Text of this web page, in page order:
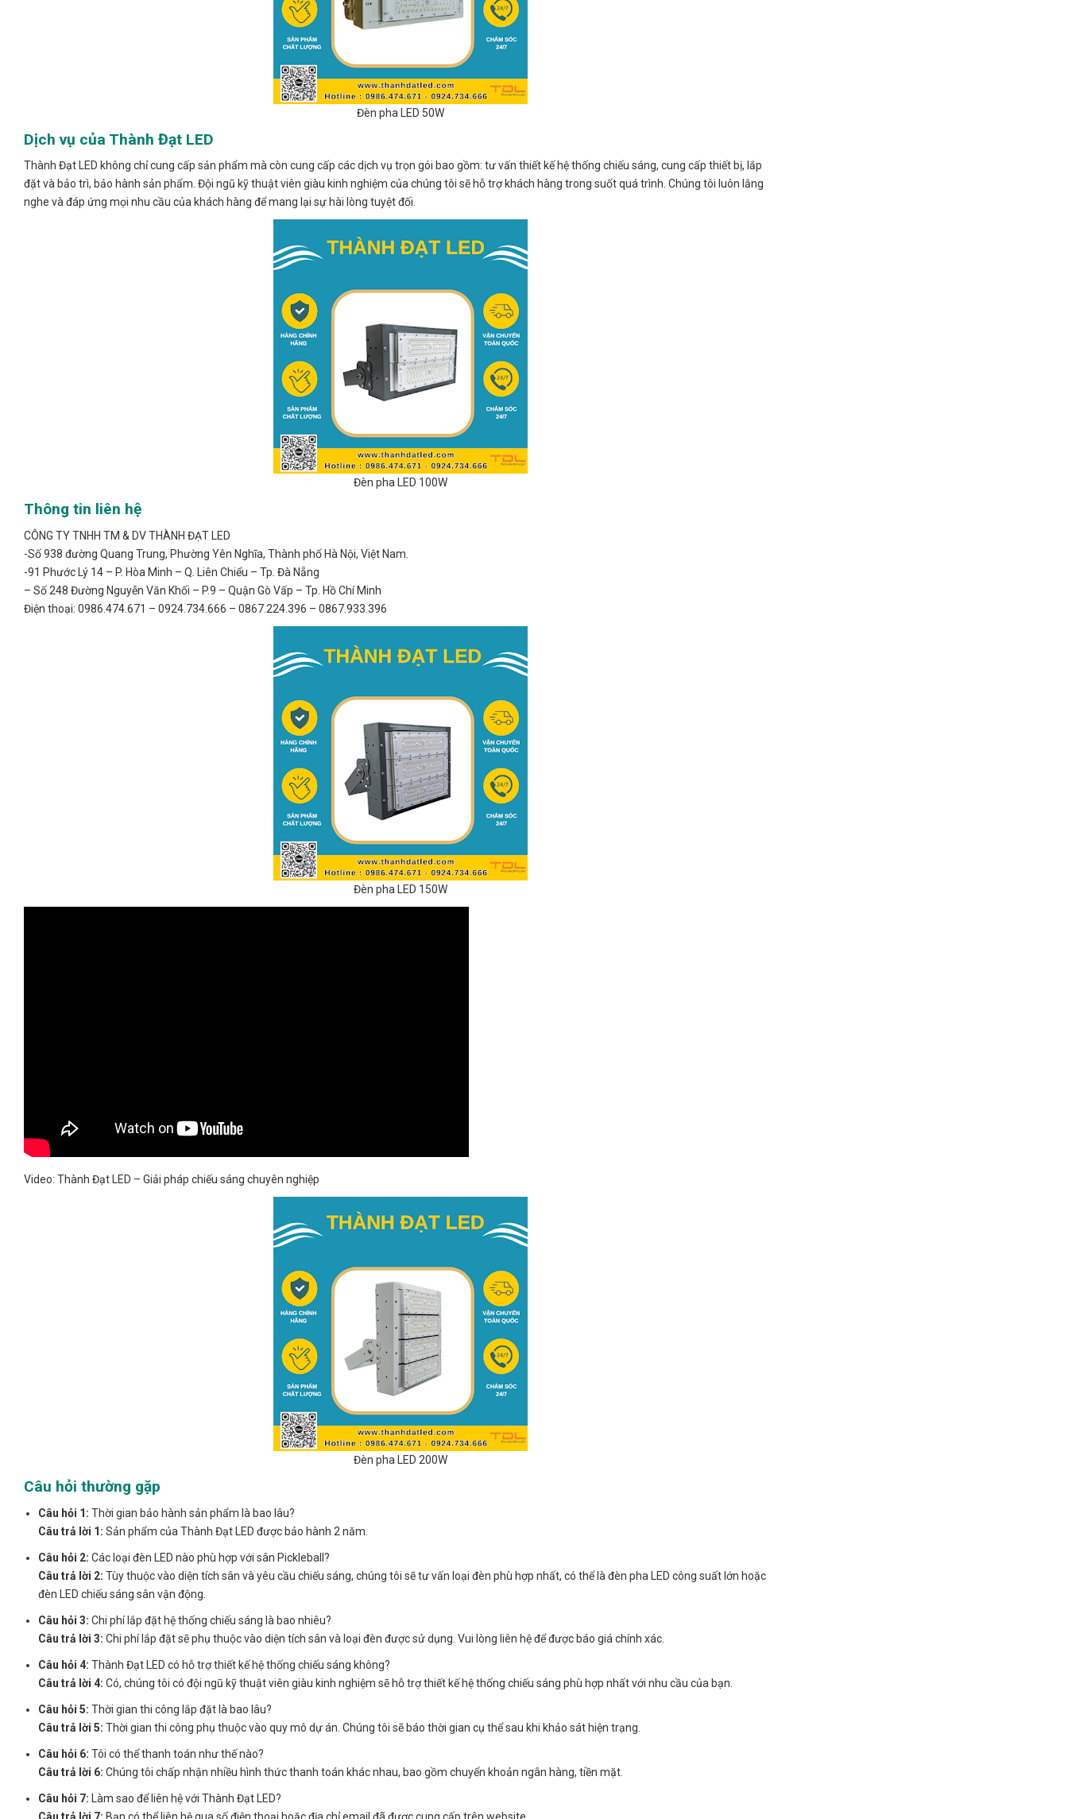
Đèn pha LED 50W
Dịch vụ của Thành Đạt LED
Thành Đạt LED không chỉ cung cấp sản phẩm mà còn cung cấp các dịch vụ trọn gói bao gồm: tư vấn thiết kế hệ thống chiếu sáng, cung cấp thiết bị, lắp
đặt và bảo trì, bảo hành sản phẩm. Đội ngũ kỹ thuật viên giàu kinh nghiệm của chúng tôi sẽ hỗ trợ khách hàng trong suốt quá trình. Chúng tôi luôn lắng
nghe và đáp ứng mọi nhu cầu của khách hàng để mang lại sự hài lòng tuyệt đối.
Đèn pha LED 100W
Thông tin liên hệ
CÔNG TY TNHH TM & DV THÀNH ĐẠT LED
-Số 938 đường Quang Trung, Phường Yên Nghĩa, Thành phố Hà Nội, Việt Nam.
-91 Phước Lý 14 – P. Hòa Minh – Q. Liên Chiểu – Tp. Đà Nẵng
– Số 248 Đường Nguyễn Văn Khối – P.9 – Quận Gò Vấp – Tp. Hồ Chí Minh
Điện thoại: 0986.474.671 – 0924.734.666 – 0867.224.396 – 0867.933.396
Đèn pha LED 150W
Video: Thành Đạt LED – Giải pháp chiếu sáng chuyên nghiệp
Đèn pha LED 200W
Câu hỏi thường gặp
Câu hỏi 1: Thời gian bảo hành sản phẩm là bao lâu?
Câu trả lời 1: Sản phẩm của Thành Đạt LED được bảo hành 2 năm.
Câu hỏi 2: Các loại đèn LED nào phù hợp với sân Pickleball?
Câu trả lời 2: Tùy thuộc vào diện tích sân và yêu cầu chiếu sáng, chúng tôi sẽ tư vấn loại đèn phù hợp nhất, có thể là đèn pha LED công suất lớn hoặc
đèn LED chiếu sáng sân vận động.
Câu hỏi 3: Chi phí lắp đặt hệ thống chiếu sáng là bao nhiêu?
Câu trả lời 3: Chi phí lắp đặt sẽ phụ thuộc vào diện tích sân và loại đèn được sử dụng. Vui lòng liên hệ để được báo giá chính xác.
Câu hỏi 4: Thành Đạt LED có hỗ trợ thiết kế hệ thống chiếu sáng không?
Câu trả lời 4: Có, chúng tôi có đội ngũ kỹ thuật viên giàu kinh nghiệm sẽ hỗ trợ thiết kế hệ thống chiếu sáng phù hợp nhất với nhu cầu của bạn.
Câu hỏi 5: Thời gian thi công lắp đặt là bao lâu?
Câu trả lời 5: Thời gian thi công phụ thuộc vào quy mô dự án. Chúng tôi sẽ báo thời gian cụ thể sau khi khảo sát hiện trạng.
Câu hỏi 6: Tôi có thể thanh toán như thế nào?
Câu trả lời 6: Chúng tôi chấp nhận nhiều hình thức thanh toán khác nhau, bao gồm chuyển khoản ngân hàng, tiền mặt.
Câu hỏi 7: Làm sao để liên hệ với Thành Đạt LED?
Câu trả lời 7: Bạn có thể liên hệ qua số điện thoại hoặc địa chỉ email đã được cung cấp trên website.